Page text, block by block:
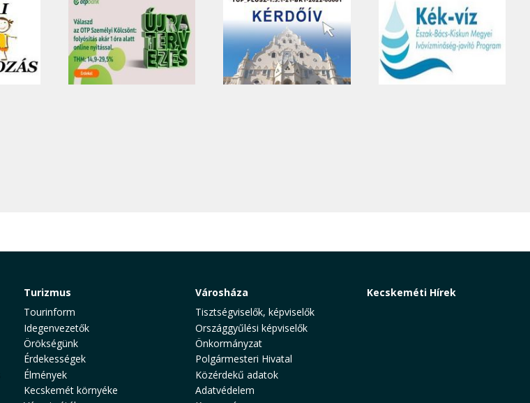
Turizmus
Tourinform
Idegenvezetők
Örökségünk
Érdekességek
Élmények
Kecskemét környéke
Városháza
Tisztségviselők, képviselők
Országgyűlési képviselők
Önkormányzat
Polgármesteri Hivatal
Közérdekű adatok
Adatvédelem
Kecskeméti Hírek